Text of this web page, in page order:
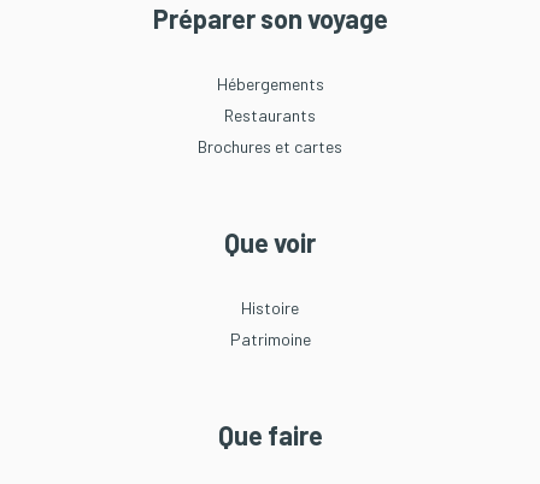
Préparer son voyage
Hébergements
Restaurants
Brochures et cartes
Que voir
Histoire
Patrimoine
Que faire